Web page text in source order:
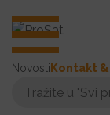
Novosti Kontakt